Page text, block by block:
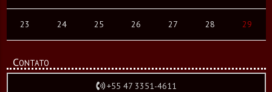
23 24 25 26 27 28 29
Contato
+55 47 3351-4611